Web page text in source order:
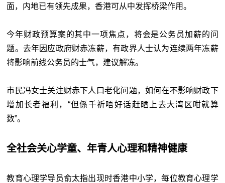
面，内地已有领先成果，香港可从中发挥桥梁作用。
今年财政预算案的其中一项焦点，将会是公务员加薪的问
题。去年因应政府财赤冻薪，有政界人士认为连续两年冻薪
将影响前线公务员的士气，建议解冻。
市民冯女士关注财赤下人口老化问题，如何在不影响财政下
增加长者福利，“但係千祈唔好话赶晒上去大湾区咁就算
数”。
全社会关心学童、年青人心理和精神健康
教育心理学导员俞太指出现时香港中小学，每位教育心理学